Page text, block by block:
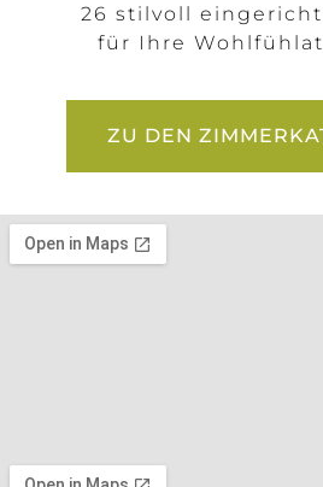
26 stilvoll
für Ihre
ZU DEN